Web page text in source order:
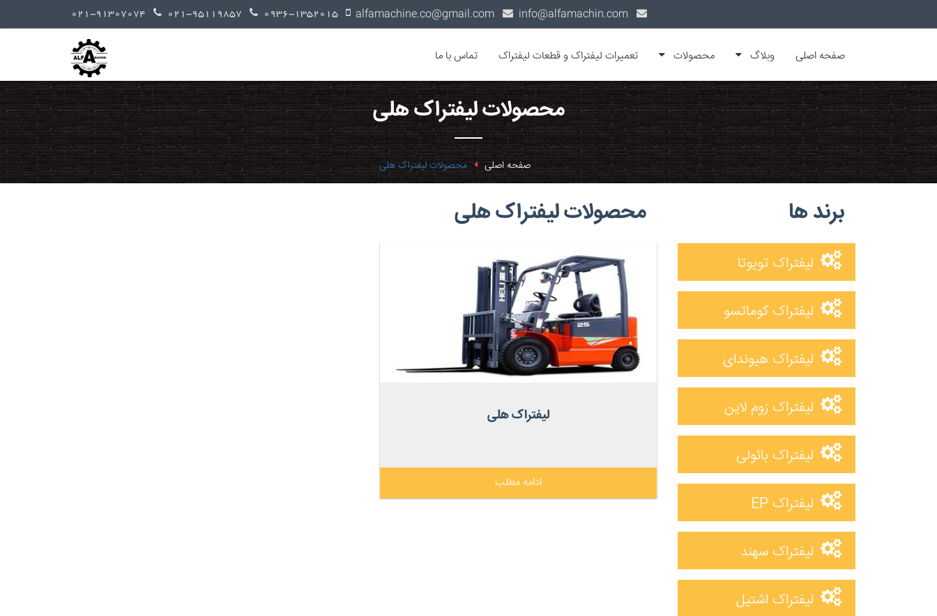
صفحه اصلی وبلاگ محصولات تعمیرات لیفتراک و قطعات لیفتراک تماس با ما
محصولات لیفتراک هلی
صفحه اصلی محصولات لیفتراک هلی
محصولات لیفتراک هلی
لیفتراک هلی
ادامه مطلب
برند ها
لیفتراک تویوتا
لیفتراک کوماتسو
لیفتراک هیوندای
لیفتراک زوم لاین
لیفتراک بائولی
لیفتراک EP
لیفتراک سهند
لیفتراک اشتیل